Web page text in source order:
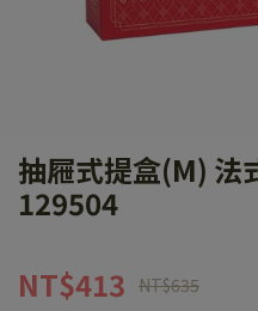
抽屜式提盒(M) 法
129504
NT$413 NT$635